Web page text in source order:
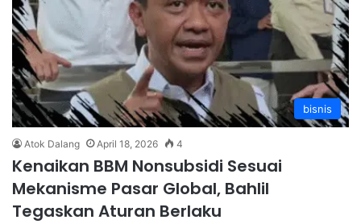
bisnis
Atok Dalang April 18, 2026 4
Kenaikan BBM Nonsubsidi Sesuai
Mekanisme Pasar Global, Bahlil
Tegaskan Aturan Berlaku